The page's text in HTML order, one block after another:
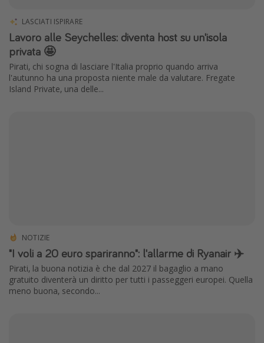
LASCIATI ISPIRARE
Lavoro alle Seychelles: diventa host su un'isola
privata 🤩
Pirati, chi sogna di lasciare l'Italia proprio quando arriva
l'autunno ha una proposta niente male da valutare. Fregate
Island Private, una delle...
NOTIZIE
"I voli a 20 euro spariranno": l'allarme di Ryanair ✈️
Pirati, la buona notizia è che dal 2027 il bagaglio a mano
gratuito diventerà un diritto per tutti i passeggeri europei. Quella
meno buona, secondo...